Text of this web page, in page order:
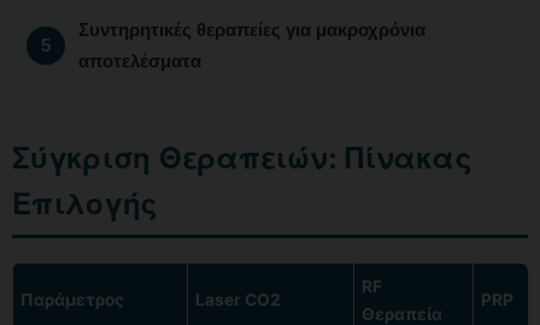
Συντηρητικές θεραπείες για μακροχρόνια
αποτελέσματα
Σύγκριση Θεραπειών: Πίνακας
Επιλογής
Παράμετρος Laser CO2
RF
Θεραπεία
PRP